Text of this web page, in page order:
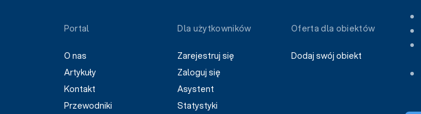
Portal
O nas
Artykuły
Kontakt
Przewodniki
Dla użytkowników
Zarejestruj się
Zaloguj się
Asystent
Statystyki
Oferta dla obiektów
Dodaj swój obiekt